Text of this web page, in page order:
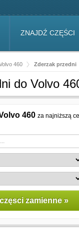
ZNAJDŹ CZĘŚCI
460 Zderzak przedni
do Volvo
460 za najniższą